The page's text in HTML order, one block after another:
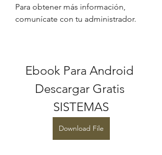
Para obtener más información,
comunícate con tu administrador.
Ebook Para Android
Descargar Gratis
SISTEMAS
Download File